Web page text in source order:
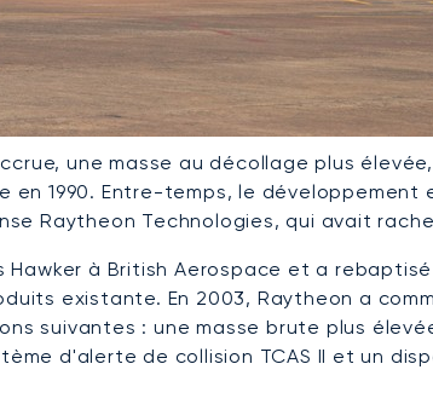
une masse au décollage plus
1990. Entre-temps, le développement
Raytheon Technologies, qui avait
à British Aerospace et a
existante. En 2003, Raytheon a
suivantes : une masse brute plus
d'alerte de collision TCAS II et un